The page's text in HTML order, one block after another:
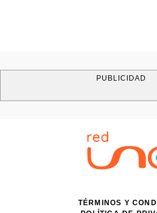
PUBLICIDAD
TÉRMINOS Y